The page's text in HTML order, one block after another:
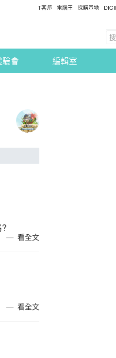
T客邦 電腦王 採購基地
驗會 編輯室
看全文
看全文